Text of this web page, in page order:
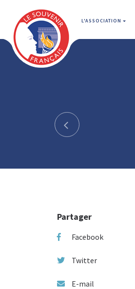
L'ASSOCIATION
Partager
Facebook
Twitter
E-mail